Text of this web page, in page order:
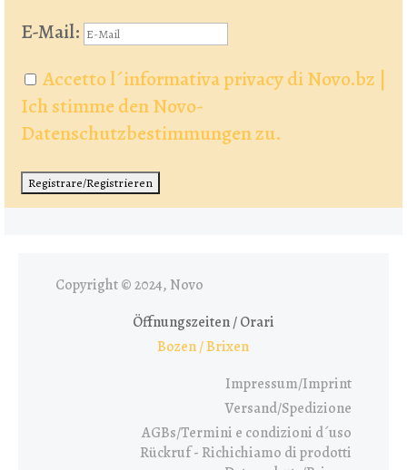
E-Mail:
Accetto l´informativa privacy di Novo.bz |
Ich stimme den Novo-
Datenschutzbestimmungen zu.
Copyright © 2024, Novo
Öffnungszeiten / Orari
Bozen / Brixen
Impressum/Imprint
Versand/Spedizione
AGBs/Termini e condizioni d´uso
Rückruf - Richichiamo di prodotti